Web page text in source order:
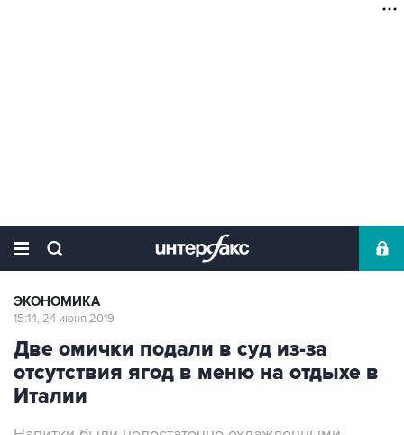
ЭКОНОМИКА
15:14, 24 июня 2019
Две омички подали в суд из-за
отсутствия ягод в меню на отдыхе в
Италии